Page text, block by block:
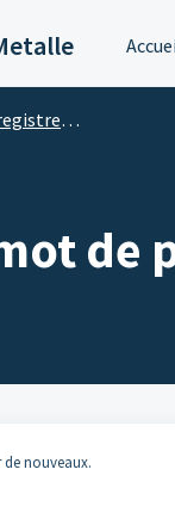
Compte Client
de
nouveaux.